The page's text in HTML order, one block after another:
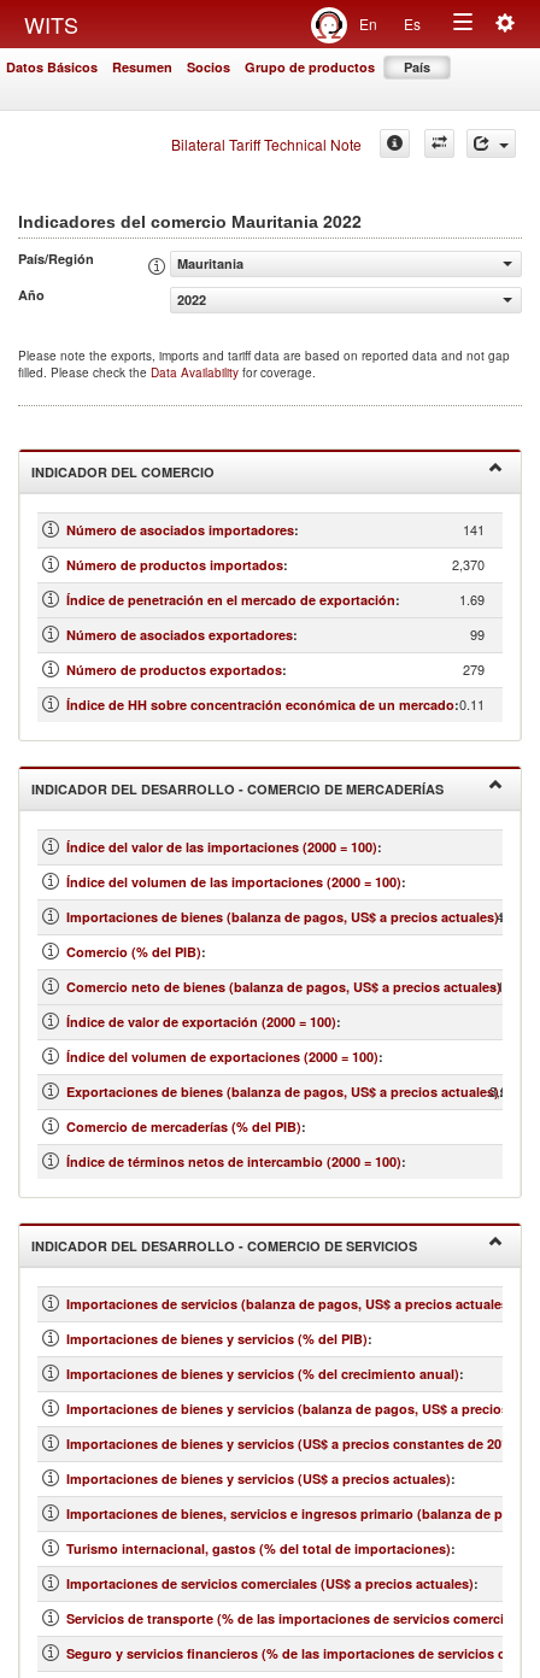
WITS En Es
Toggle
Datos Básicos Resumen Socios Grupo de productos País
Bilateral Tariff Technical Note
Indicadores del comercio Mauritania 2022
País/Región
Mauritania
Año
2022
Please note the exports, imports and tariff data are based on reported data and not gap
filled. Please check the Data Availability for coverage.
INDICADOR DEL COMERCIO
Número de asociados importadores: 141
Número de productos importados: 2,370
Índice de penetración en el mercado de exportación: 1.69
Número de asociados exportadores: 99
Número de productos exportados: 279
Índice de HH sobre concentración económica de un mercado:0.11
INDICADOR DEL DESARROLLO - COMERCIO DE MERCADERÍAS
Índice del valor de las importaciones (2000 = 100):
Índice del volumen de las importaciones (2000 = 100):
Importaciones de bienes (balanza de pagos, US$ a precios actuales):
Comercio (% del PIB):
Comercio neto de bienes (balanza de pagos, US$ a precios actuales)
-
Índice de valor de exportación (2000 = 100):
Índice del volumen de exportaciones (2000 = 100):
Exportaciones de bienes (balanza de pagos, US$ a precios actuales):
Comercio de mercaderías (% del PIB):
Índice de términos netos de intercambio (2000 = 100):
INDICADOR DEL DESARROLLO - COMERCIO DE SERVICIOS
Importaciones de servicios (balanza de pagos, US$ a precios actuales)
Importaciones de bienes y servicios (% del PIB):
Importaciones de bienes y servicios (% del crecimiento anual):
Importaciones de bienes y servicios (balanza de pagos, US$ a precios
Importaciones de bienes y servicios (US$ a precios constantes de 2010)
Importaciones de bienes y servicios (US$ a precios actuales):
Importaciones de bienes, servicios e ingresos primario (balanza de
Turismo internacional, gastos (% del total de importaciones):
Importaciones de servicios comerciales (US$ a precios actuales):
Servicios de transporte (% de las importaciones de servicios comerciales)
Seguro y servicios financieros (% de las importaciones de servicios